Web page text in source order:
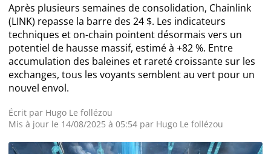
Actualité NFT
Actualité Exchanges
Guides
Après plusieurs semaines de consolidation, Chainlink
(LINK) repasse la barre des 24 $. Les indicateurs
techniques et on-chain pointent désormais vers un
potentiel de hausse massif, estimé à +82 %. Entre
accumulation des baleines et rareté croissante sur les
exchanges, tous les voyants semblent au vert pour un
nouvel envol.
Écrit par Hugo Le follézou
Mis à jour le 14/08/2025 à 05:54 par Hugo Le follézou